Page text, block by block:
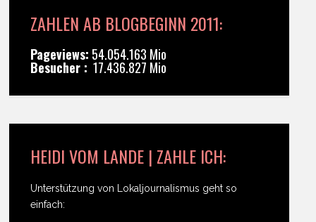
ZAHLEN AB BLOGBEGINN 2011:
Pageviews: 54.054.163 Mio
Besucher : 17.436.827 Mio
HEIDI VOM LANDE | ZAHLE ICH:
Unterstützung von Lokaljournalismus geht so
einfach: